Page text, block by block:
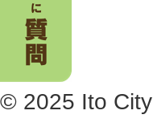
© 2025 Ito City